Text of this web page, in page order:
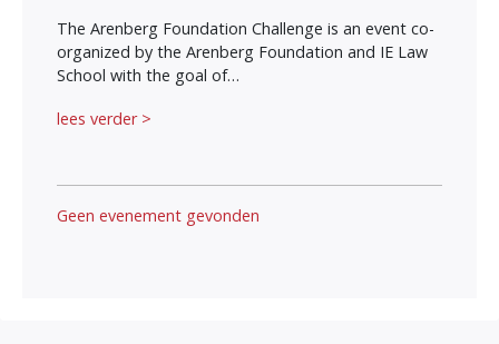
The Arenberg Foundation Challenge is an event co-
organized by the Arenberg Foundation and IE Law
School with the goal of…
lees verder >
Geen evenement gevonden